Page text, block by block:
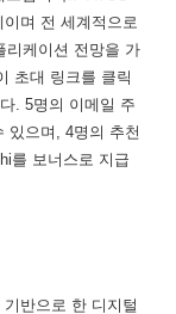
며 전 세계적으로
리케이션 전망을 가
초대 링크를 클릭
. 5명의 이메일 주
있으며, 4명의 추천
를 보너스로 지급
반으로 한 디지털